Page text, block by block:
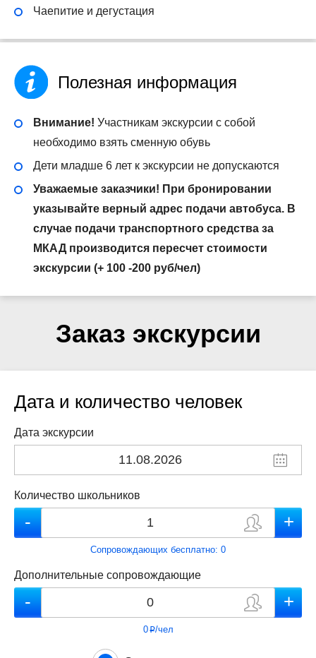
Чаепитие и дегустация
Полезная информация
Внимание! Участникам экскурсии с собой
необходимо взять сменную обувь
Дети младше 6 лет к экскурсии не допускаются
Уважаемые заказчики! При бронировании
указывайте верный адрес подачи автобуса. В
случае подачи транспортного средства за
МКАД производится пересчет стоимости
экскурсии (+ 100 -200 руб/чел)
Заказ экскурсии
Дата и количество человек
Дата экскурсии
Количество школьников
Сопровождающих бесплатно: 0
Дополнительные сопровождающие
0p/чел